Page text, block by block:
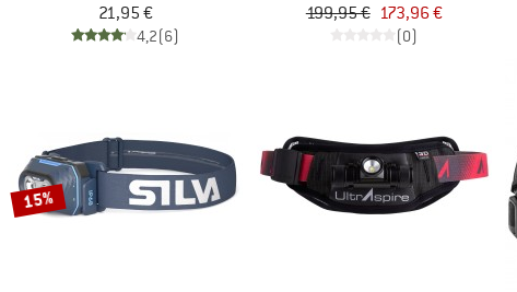
21,95 €
4,2(6)
199,95 € 173,96 €
(0)
15%